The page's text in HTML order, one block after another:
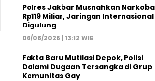
Polres Jakbar Musnahkan Narkoba
Rp119 Miliar, Jaringan Internasional
Digulung
06/08/2026 | 13:12 WIB
Fakta Baru Mutilasi Depok, Polisi
Dalami Dugaan Tersangka di Grup
Komunitas Gay